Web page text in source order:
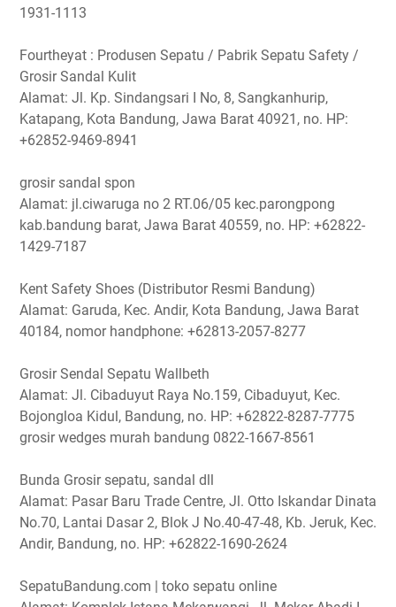
1931-1113
Fourtheyat : Produsen Sepatu / Pabrik Sepatu Safety /
Grosir Sandal Kulit
Alamat: Jl. Kp. Sindangsari I No, 8, Sangkanhurip,
Katapang, Kota Bandung, Jawa Barat 40921, no. HP:
+62852-9469-8941
grosir sandal spon
Alamat: jl.ciwaruga no 2 RT.06/05 kec.parongpong
kab.bandung barat, Jawa Barat 40559, no. HP: +62822-
1429-7187
Kent Safety Shoes (Distributor Resmi Bandung)
Alamat: Garuda, Kec. Andir, Kota Bandung, Jawa Barat
40184, nomor handphone: +62813-2057-8277
Grosir Sendal Sepatu Wallbeth
Alamat: Jl. Cibaduyut Raya No.159, Cibaduyut, Kec.
Bojongloa Kidul, Bandung, no. HP: +62822-8287-7775
grosir wedges murah bandung 0822-1667-8561
Bunda Grosir sepatu, sandal dll
Alamat: Pasar Baru Trade Centre, Jl. Otto Iskandar Dinata
No.70, Lantai Dasar 2, Blok J No.40-47-48, Kb. Jeruk, Kec.
Andir, Bandung, no. HP: +62822-1690-2624
SepatuBandung.com | toko sepatu online